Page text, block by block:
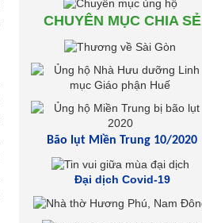
CHUYÊN MỤC CHIA SẺ
Bão lụt Miền Trung 10/2020
Đại dịch Covid-19